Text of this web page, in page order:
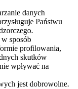
danych
Państwu
sposób
profilowania,
skutków
wpływać na
jest dobrowolne.